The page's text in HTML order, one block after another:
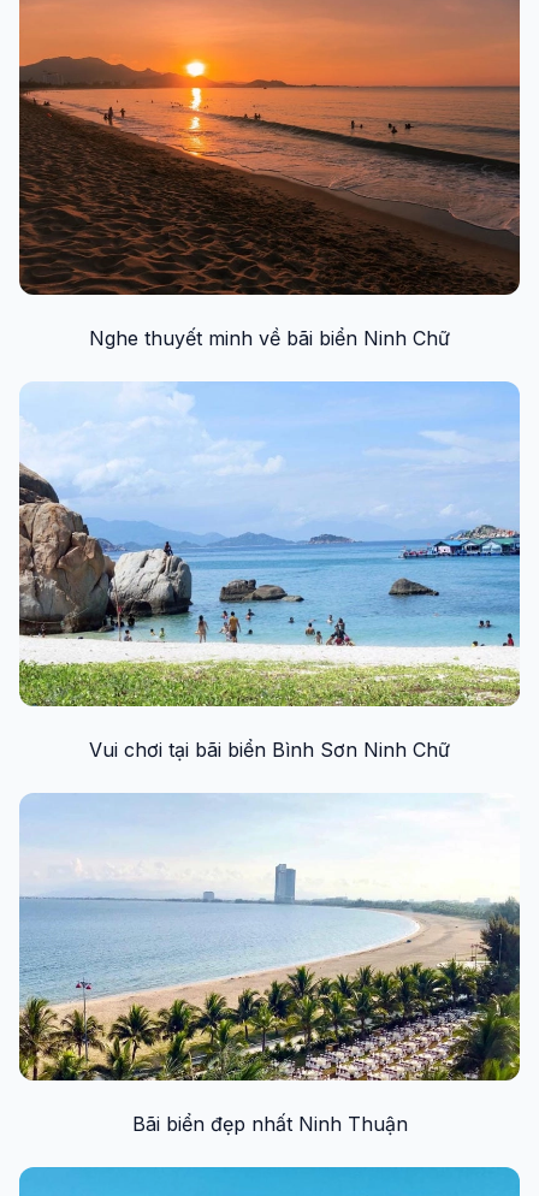
Nghe thuyết minh về bãi biển Ninh Chữ
Vui chơi tại bãi biển Bình Sơn Ninh Chữ
Bãi biển đẹp nhất Ninh Thuận